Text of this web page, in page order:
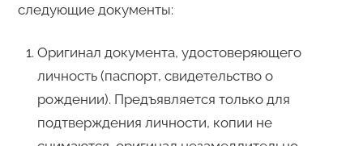
следующие документы:
Оригинал документа, удостоверяющего
личность (паспорт, свидетельство о
рождении). Предъявляется только для
подтверждения личности, копии не